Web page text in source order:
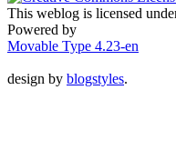
This weblog is licensed
Powered by
Movable Type 4.23-en
design by blogstyles.